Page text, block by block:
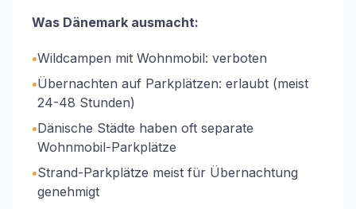
Was Dänemark ausmacht:
•Wildcampen mit Wohnmobil: verboten
•Übernachten auf Parkplätzen: erlaubt (meist
24-48 Stunden)
•Dänische Städte haben oft separate
Wohnmobil-Parkplätze
•Strand-Parkplätze meist für Übernachtung
genehmigt